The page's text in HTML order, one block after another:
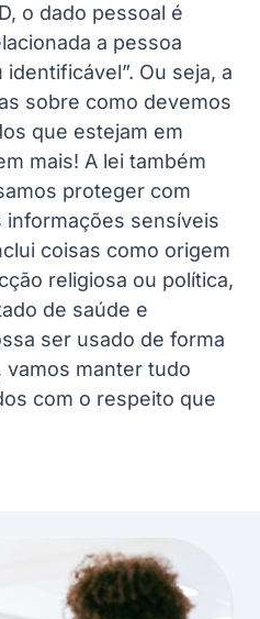
o dado pessoal é
a pessoa
Ou seja, a
sobre como devemos
que estejam em
mais! A lei também
proteger com
informações sensíveis
coisas como origem
religiosa ou política,
de saúde e
ser usado de forma
vamos manter tudo
com o respeito que